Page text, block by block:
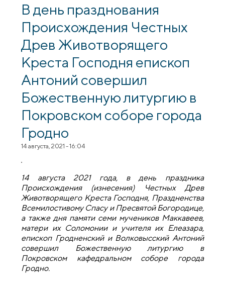
соборе
В день празднования
Происхождения Честных
Древ Животворящего
Креста Господня епископ
Антоний совершил
Божественную литургию в
Покровском соборе города
Гродно
14 августа, 2021 - 16:04
14 августа 2021 года, в день праздника
Происхождения (изнесения) Честных Древ
Животворящего Креста Господня, Праздненства
Всемилостивому Спасу и Пресвятой Богородице,
а также дня памяти семи мучеников Маккавеев,
матери их Соломонии и учителя их Елеазара,
епископ Гродненский и Волковысский Антоний
совершил Божественную литургию в
Покровском кафедральном соборе города
Гродно.